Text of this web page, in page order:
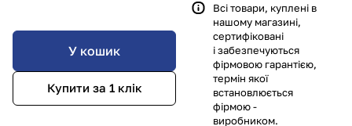
У кошик
Купити за 1 клiк
Всі товари, куплені в
нашому магазині,
сертифіковані
і забезпечуються
фірмовою гарантією,
термін якої
встановлюється
фірмою -
виробником.